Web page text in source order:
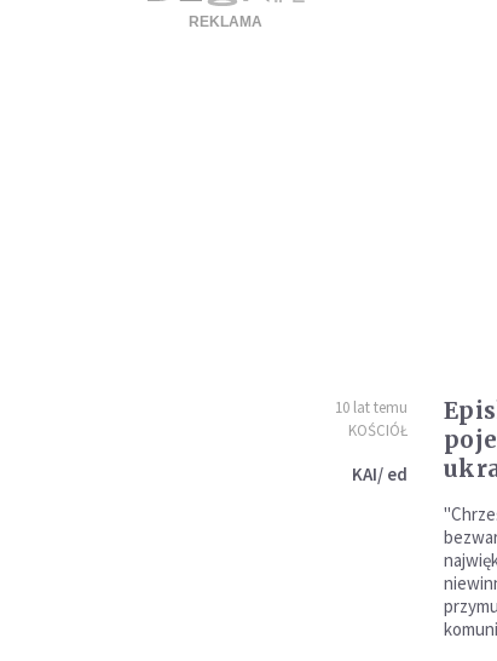
10 lat temu
KOŚCIÓŁ
KAI/ ed